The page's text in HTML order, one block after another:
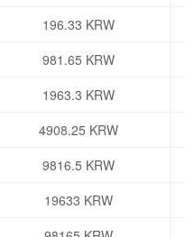
196.33 KRW
981.65 KRW
1963.3 KRW
4908.25 KRW
9816.5 KRW
19633 KRW